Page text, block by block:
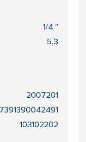
1/4 "
5,3
2007201
7391390042491
103102202